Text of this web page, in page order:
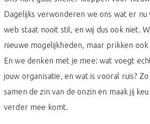
Dagelijks verwonderen we ons wat er nu
web staat nooit stil, en wij dus ook niet.
nieuwe mogelijkheden, maar prikken
En we denken met je mee: wat voegt
jouw organisatie, en wat is vooral ruis?
samen de zin van de onzin en maak jij
verder mee komt.